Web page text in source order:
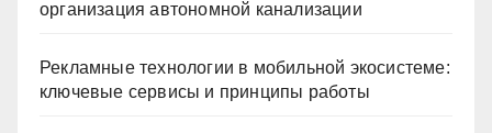
организация автономной канализации
Рекламные технологии в мобильной экосистеме:
ключевые сервисы и принципы работы